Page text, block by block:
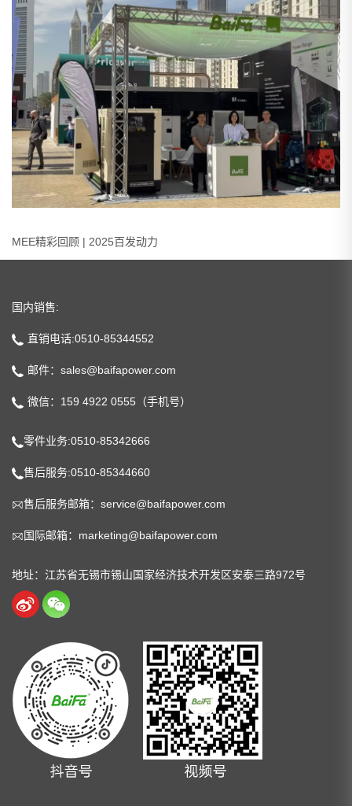
MEE精彩回顾 | 2025百发动力
国内销售:
直销电话:0510-85344552
邮件：sales@baifapower.com
微信：159 4922 0555（手机号）
零件业务:0510-85342666
售后服务:0510-85344660
售后服务邮箱：service@baifapower.com
国际邮箱：marketing@baifapower.com
地址：江苏省无锡市锡山国家经济技术开发区安泰三路972号